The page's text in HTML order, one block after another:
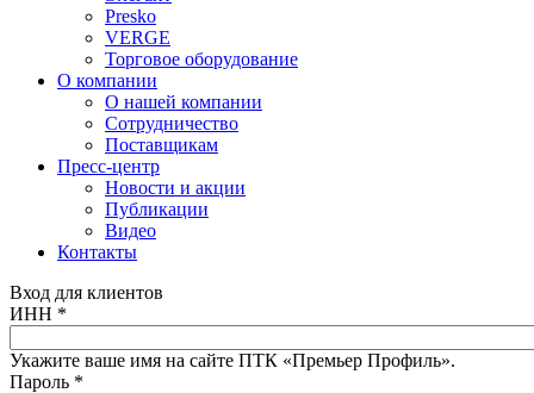
Presko
VERGE
Торговое оборудование
О компании
О нашей компании
Сотрудничество
Поставщикам
Пресс-центр
Новости и акции
Публикации
Видео
Контакты
Вход для клиентов
ИНН *
Укажите ваше имя на сайте ПТК «Премьер Профиль».
Пароль *